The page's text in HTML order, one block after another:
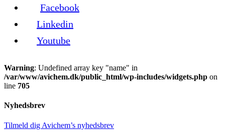
Facebook
Linkedin
Youtube
Warning: Undefined array key "name" in
/var/www/avichem.dk/public_html/wp-includes/widgets.php on
line 705
Nyhedsbrev
Tilmeld dig Avichem’s nyhedsbrev